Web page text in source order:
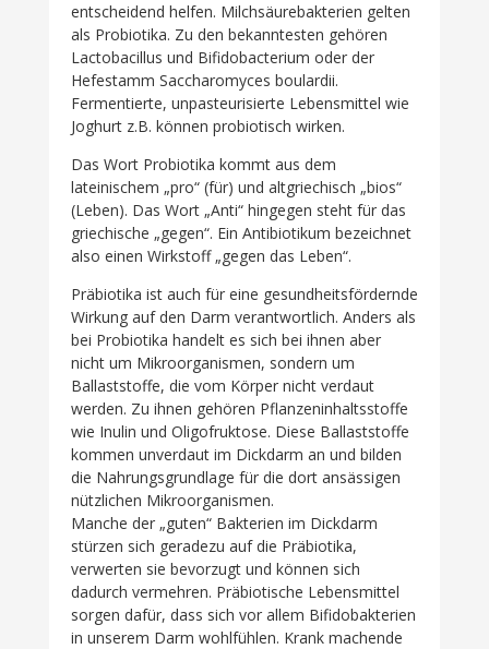
entscheidend helfen. Milchsäurebakterien gelten
als Probiotika. Zu den bekanntesten gehören
Lactobacillus und Bifidobacterium oder der
Hefestamm Saccharomyces boulardii.
Fermentierte, unpasteurisierte Lebensmittel wie
Joghurt z.B. können probiotisch wirken.
Das Wort Probiotika kommt aus dem
lateinischem „pro“ (für) und altgriechisch „bios“
(Leben). Das Wort „Anti“ hingegen steht für das
griechische „gegen“. Ein Antibiotikum bezeichnet
also einen Wirkstoff „gegen das Leben“.
Präbiotika ist auch für eine gesundheitsfördernde
Wirkung auf den Darm verantwortlich. Anders als
bei Probiotika handelt es sich bei ihnen aber
nicht um Mikroorganismen, sondern um
Ballaststoffe, die vom Körper nicht verdaut
werden. Zu ihnen gehören Pflanzeninhaltsstoffe
wie Inulin und Oligofruktose. Diese Ballaststoffe
kommen unverdaut im Dickdarm an und bilden
die Nahrungsgrundlage für die dort ansässigen
nützlichen Mikroorganismen.
Manche der „guten“ Bakterien im Dickdarm
stürzen sich geradezu auf die Präbiotika,
verwerten sie bevorzugt und können sich
dadurch vermehren. Präbiotische Lebensmittel
sorgen dafür, dass sich vor allem Bifidobakterien
in unserem Darm wohlfühlen. Krank machende